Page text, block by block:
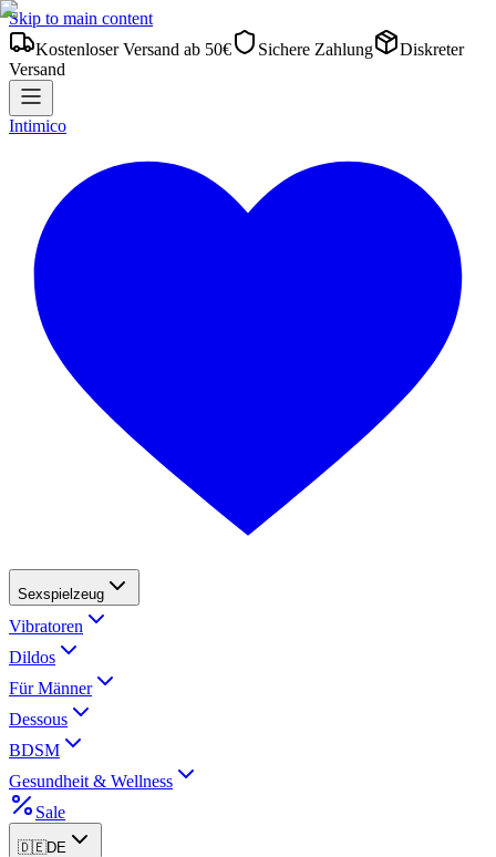
Skip to main content
Kostenloser Versand ab 50€
Sichere Zahlung
Diskreter
Versand
Intimico
Sexspielzeug
Vibratoren
Dildos
Für Männer
Dessous
BDSM
Gesundheit & Wellness
Sale
🇩🇪DE